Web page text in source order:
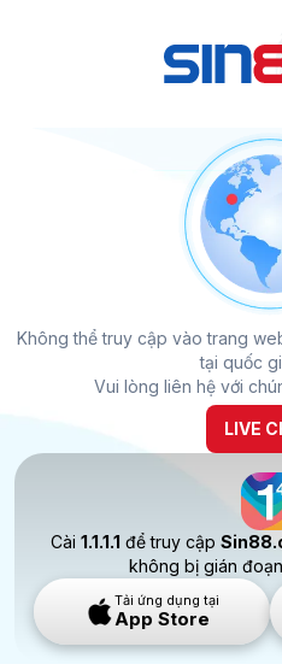
Không thể truy cập vào trang
tại quốc
Vui lòng liên hệ với
LIVE
Cài 1.1.1.1 để truy cập
không bị gián
Tải ứng dụng tại
App Store